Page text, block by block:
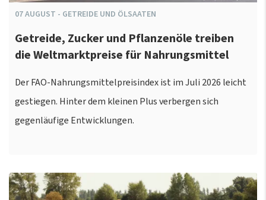
07AUGUST - GETREIDE UND ÖLSAATEN
Getreide, Zucker und Pflanzenöle treiben
die Weltmarktpreise für Nahrungsmittel
Der FAO-Nahrungsmittelpreisindex ist im Juli 2026 leicht
gestiegen. Hinter dem kleinen Plus verbergen sich
gegenläufige Entwicklungen.